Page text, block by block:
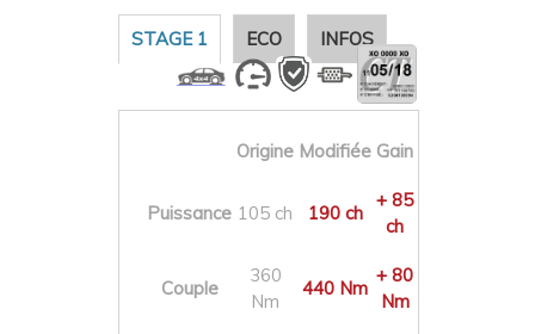
STAGE 1 ECO INFOS
Origine Modifiée Gain
Puissance 105 ch 190 ch
+ 85
ch
Couple
360
Nm
440 Nm
+ 80
Nm